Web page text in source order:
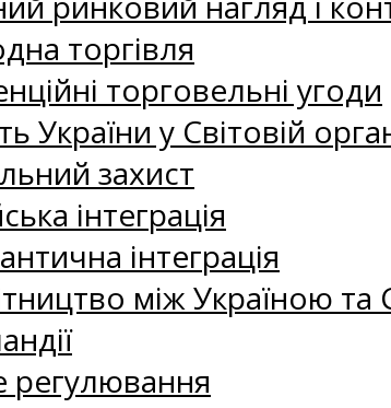
торгівля
торговельні угоди
України у Світовій
захист
інтеграція
інтеграція
між Україною
регулювання